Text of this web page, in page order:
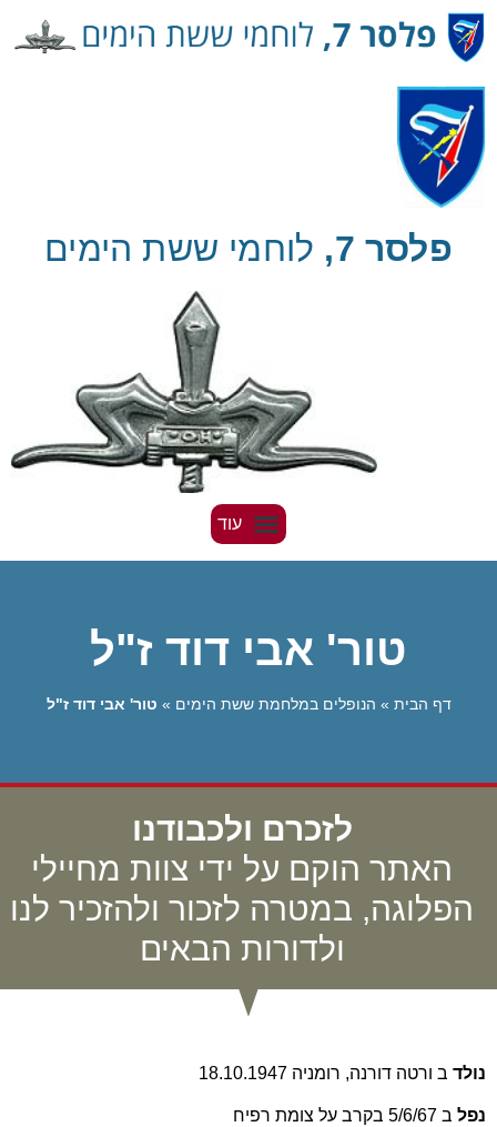
Skip
to
Content
פלסר 7, לוחמי ששת הימים
טור' אבי דוד ז"ל
דף הבית » הנופלים במלחמת ששת הימים » טור' אבי דוד ז"ל
לזכרם ולכבודנו
האתר הוקם על ידי צוות מחיילי
הפלוגה, במטרה לזכור ולהזכיר לנו
ולדורות הבאים
נולד ב ורטה דורנה, רומניה 18.10.1947
נפל ב 5/6/67 בקרב על צומת רפיח